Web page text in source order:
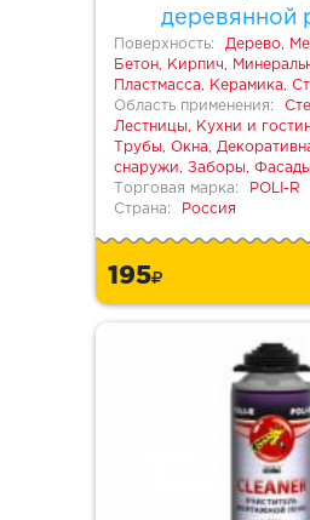
деревянной
Поверхность:
Дерево,
Бетон, Кирпич,
Пластмасса, Керамика,
Область применения:
Лестницы, Кухни и
Трубы, Окна,
снаружи, Заборы, Фасады
Торговая марка:
POLI-R
Страна:
Россия
195